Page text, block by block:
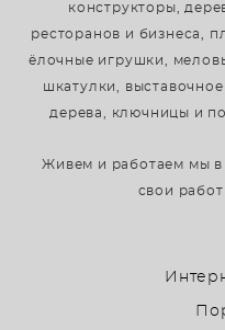
конструкторы,
ресторанов и бизнеса,
ёлочные игрушки,
шкатулки,
дерева, ключницы и
Живем и работаем мы в
свои